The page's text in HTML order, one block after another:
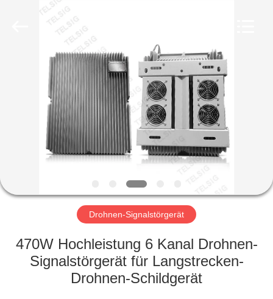
PRODUKTE
ÜBER
FABRIK-
AUSFLUG
QUALITÄTSKONTROLLE
Drohnen-Signalstörgerät
470W Hochleistung 6 Kanal Drohnen-
Signalstörgerät für Langstrecken-
Drohnen-Schildgerät